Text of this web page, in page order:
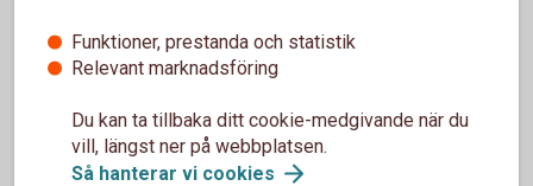
Skaffa Förmånskonto
Ring oss
Funktioner, prestanda och statistik
Relevant marknadsföring
Du kan ta tillbaka ditt cookie-medgivande när du
vill, längst ner på webbplatsen.
Så hanterar vi cookies